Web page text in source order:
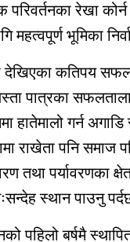
परिवर्तनका रेखा
महत्वपूर्ण भूमिका
देखिएका कतिपय
पात्रका
हातेमालो गर्न
राखेता पनि समाज
तथा पर्यावरणका
स्थान पाउनु
पहिलो बर्षमै